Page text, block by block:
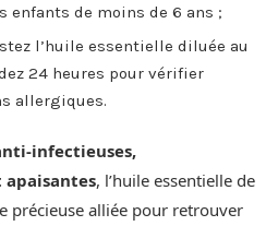
enfants de moins de 6 ans ;
l’huile essentielle diluée au
24 heures pour vérifier
allergiques.
infectieuses,
, l’huile essentielle de
précieuse alliée pour retrouver